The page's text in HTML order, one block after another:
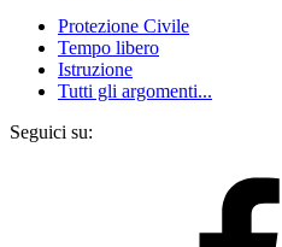
Protezione Civile
Tempo libero
Istruzione
Tutti gli argomenti...
Seguici su: